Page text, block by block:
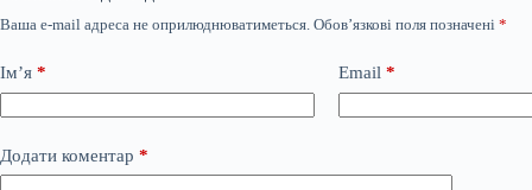
Ваша e-mail адреса не оприлюднюватиметься. Обов’язкові поля позначені *
Ім’я * Email *
Додати коментар *